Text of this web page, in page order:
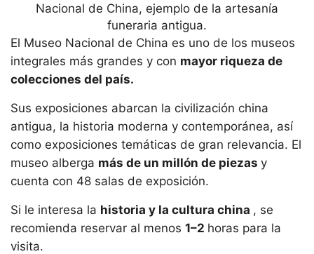
Nacional de China, ejemplo de la artesanía
funeraria antigua.
El Museo Nacional de China es uno de los museos
integrales más grandes y con mayor riqueza de
colecciones del país.
Sus exposiciones abarcan la civilización china
antigua, la historia moderna y contemporánea, así
como exposiciones temáticas de gran relevancia. El
museo alberga más de un millón de piezas y
cuenta con 48 salas de exposición.
Si le interesa la historia y la cultura china , se
recomienda reservar al menos 1–2 horas para la
visita.